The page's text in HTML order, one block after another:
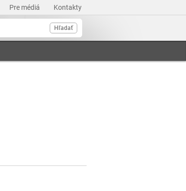
Pre médiá Kontakty
Hľadať